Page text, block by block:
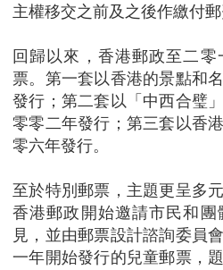
主權移交之前及之後作繳付郵
回歸以來，香港郵政至二
票。第一套以香港的景點和
發行；第二套以「中西合璧
零零二年發行；第三套以香
零六年發行。
至於特別郵票，主題更呈多
香港郵政開始邀請市民和
見，並由郵票設計諮詢委員
一年開始發行的兒童郵票，